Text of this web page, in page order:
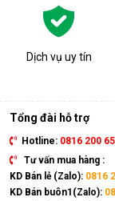
Dịch vụ uy tín
Tổng đài hỗ trợ
Hotline: 0816 200
Tư vấn mua hàng :
KD Bán lẻ (Zalo): 0816
KD Bán buôn1(Zalo):